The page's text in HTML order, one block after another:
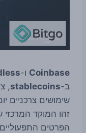
Coinbase ו-
ב-stablecoins
,
שימושים צרכניים
זהו המוקד
הפרטים